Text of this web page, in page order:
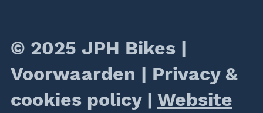
© 2025 JPH Bikes |
Voorwaarden | Privacy &
cookies policy| Website